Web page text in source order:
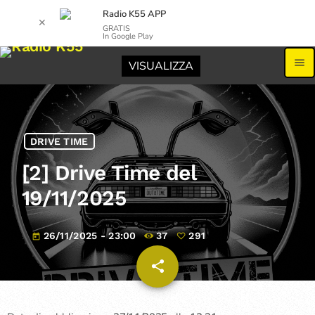
menu
DRIVE TIME
[2] Drive Time del
19/11/2025
today 26/11/2025 - 23:00 37 291
share
291
email
✕
Radio K55 APP
GRATIS
In Google Play
VISUALIZZA